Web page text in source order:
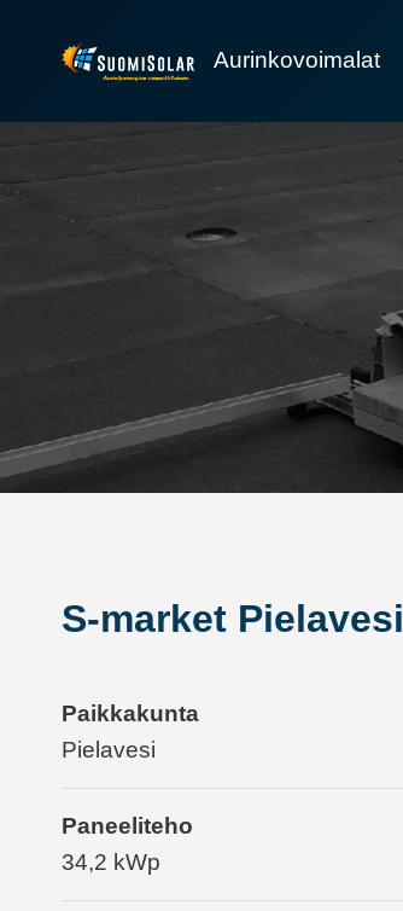
sisältöön
Aurinkovoimalat
S-market Pielavesi
Paikkakunta
Pielavesi
Paneeliteho
34,2 kWp